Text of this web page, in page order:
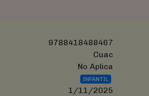
9788418488467
Cuac
No Aplica
INFANTIL
1/11/2025